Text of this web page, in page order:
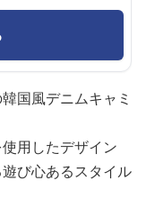
国風デニムキャミ
用したデザイン
び心あるスタイル